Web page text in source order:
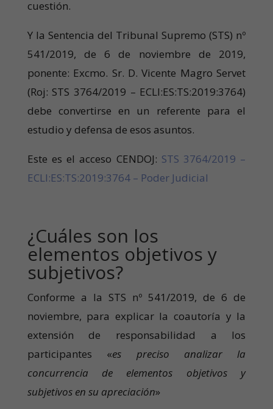
cuestión.
Y la Sentencia del Tribunal Supremo (STS) nº
541/2019, de 6 de noviembre de 2019,
ponente: Excmo. Sr. D. Vicente Magro Servet
(Roj: STS 3764/2019 – ECLI:ES:TS:2019:3764)
debe convertirse en un referente para el
estudio y defensa de esos asuntos.
Este es el acceso CENDOJ: STS 3764/2019 –
ECLI:ES:TS:2019:3764 – Poder Judicial
¿Cuáles son los
elementos objetivos y
subjetivos?
Conforme a la STS nº 541/2019, de 6 de
noviembre, para explicar la coautoría y la
extensión de responsabilidad a los
participantes «es preciso analizar la
concurrencia de elementos objetivos y
subjetivos en su apreciación»